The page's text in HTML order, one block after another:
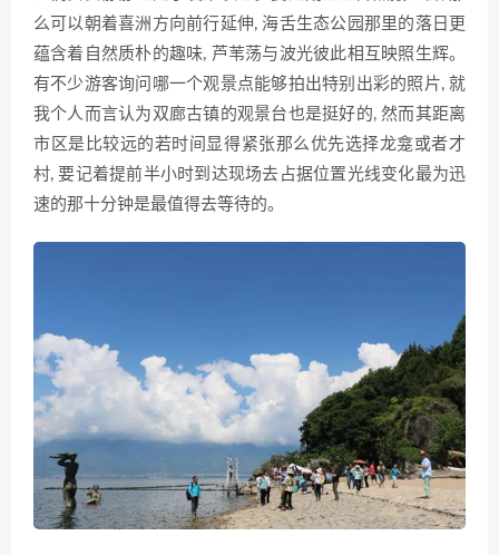
么可以朝着喜洲方向前行延伸, 海舌生态公园那里的落日更
蕴含着自然质朴的趣味, 芦苇荡与波光彼此相互映照生辉。
有不少游客询问哪一个观景点能够拍出特别出彩的照片, 就
我个人而言认为双廊古镇的观景台也是挺好的, 然而其距离
市区是比较远的若时间显得紧张那么优先选择龙龛或者才
村, 要记着提前半小时到达现场去占据位置光线变化最为迅
速的那十分钟是最值得去等待的。